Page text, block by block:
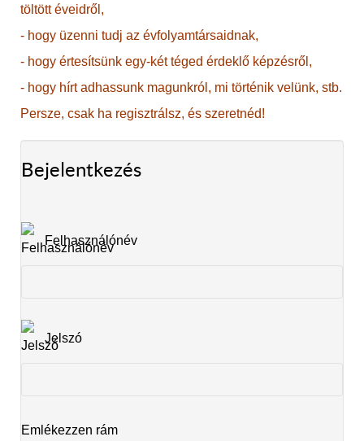
töltött éveidről,
- hogy üzenni tudj az évfolyamtársaidnak,
- hogy értesítsünk egy-két téged érdeklő képzésről,
- hogy hírt adhassunk magunkról, mi történik velünk, stb.
Persze, csak ha regisztrálsz, és szeretnéd!
Bejelentkezés
Felhasználónév
Jelszó
Emlékezzen rám